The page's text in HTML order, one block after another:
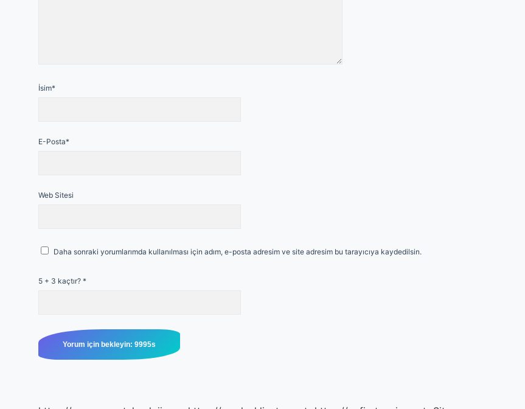
İsim*
E-Posta*
Web Sitesi
Daha sonraki yorumlarımda kullanılması için adım, e-posta adresim ve site adresim bu tarayıcıya kaydedilsin.
5 + 3 kaçtır? *